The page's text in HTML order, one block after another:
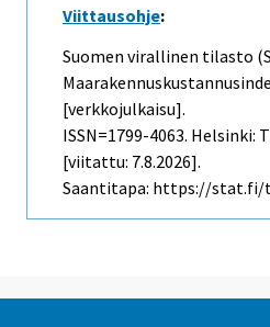
Viittausohje:
Suomen virallinen tilasto
[verkkojulkaisu].
ISSN=1799-4063. Helsinki:
[viitattu: 7.8.2026].
Saantitapa: https://